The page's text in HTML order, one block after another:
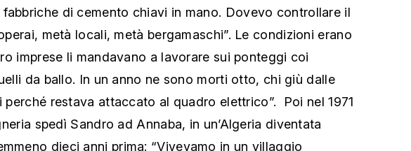
di cemento chiavi in mano. Dovevo controllare il
metà locali, metà bergamaschi”. Le condizioni erano
imprese li mandavano a lavorare sui ponteggi coi
da ballo. In un anno ne sono morti otto, chi giù dalle
perché restava attaccato al quadro elettrico”. Poi nel 1971
spedì Sandro ad Annaba, in un’Algeria diventata
dieci anni prima: “Vivevamo in un villaggio